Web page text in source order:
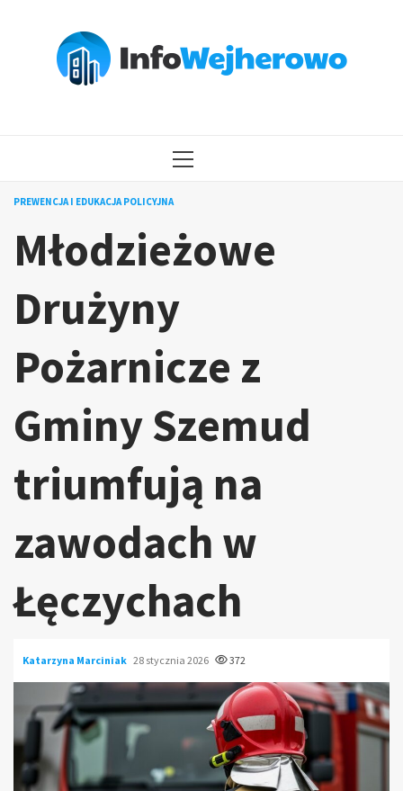
MENU
PREWENCJA I EDUKACJA POLICYJNA
Młodzieżowe
Drużyny
Pożarnicze z
Gminy Szemud
triumfują na
zawodach w
Łęczychach
Katarzyna Marciniak 28 stycznia 2026 372